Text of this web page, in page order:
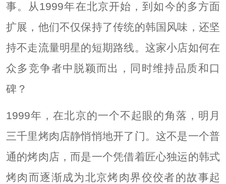
事。从1999年在北京开始，到如今的多方面
扩展，他们不仅保持了传统的韩国风味，还坚
持不走流量明星的短期路线。这家小店如何在
众多竞争者中脱颖而出，同时维持品质和口
碑？
1999年，在北京的一个不起眼的角落，明月
三千里烤肉店静悄悄地开了门。这不是一个普
通的烤肉店，而是一个凭借着匠心独运的韩式
烤肉而逐渐成为北京烤肉界佼佼者的故事起